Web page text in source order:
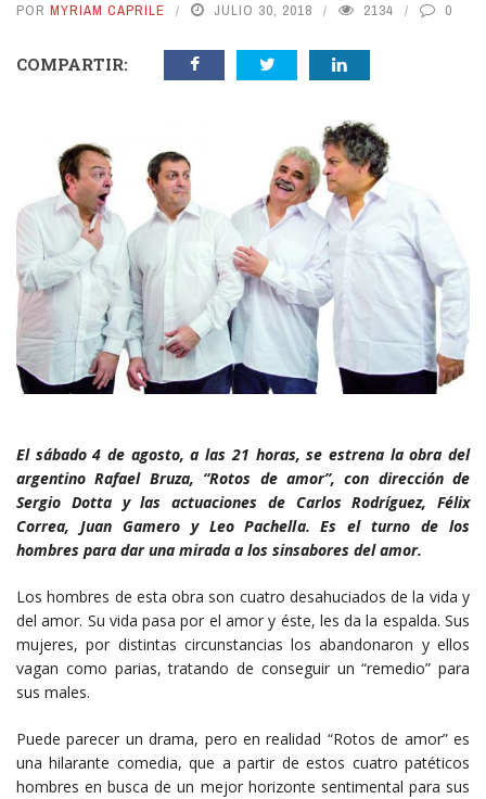
POR MYRIAM CAPRILE JULIO 30, 2018 2134 0
COMPARTIR:
El sábado 4 de agosto, a las 21 horas, se estrena la obra del
argentino Rafael Bruza, “Rotos de amor”, con dirección de
Sergio Dotta y las actuaciones de Carlos Rodríguez, Félix
Correa, Juan Gamero y Leo Pachella. Es el turno de los
hombres para dar una mirada a los sinsabores del amor.
Los hombres de esta obra son cuatro desahuciados de la vida y
del amor. Su vida pasa por el amor y éste, les da la espalda. Sus
mujeres, por distintas circunstancias los abandonaron y ellos
vagan como parias, tratando de conseguir un “remedio” para
sus males.
Puede parecer un drama, pero en realidad “Rotos de amor” es
una hilarante comedia, que a partir de estos cuatro patéticos
hombres en busca de un mejor horizonte sentimental para sus